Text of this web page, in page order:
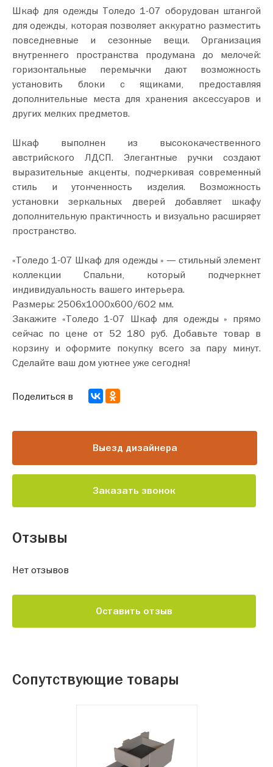
Шкаф для одежды Толедо 1-07 оборудован штангой
для одежды, которая позволяет аккуратно разместить
повседневные и сезонные вещи. Организация
внутреннего пространства продумана до мелочей:
горизонтальные перемычки дают возможность
установить блоки с ящиками, предоставляя
дополнительные места для хранения аксессуаров и
других мелких предметов.
Шкаф выполнен из высококачественного
австрийского ЛДСП. Элегантные ручки создают
выразительные акценты, подчеркивая современный
стиль и утонченность изделия. Возможность
установки зеркальных дверей добавляет шкафу
дополнительную практичность и визуально расширяет
пространство.
«Толедо 1-07 Шкаф для одежды » — стильный элемент
коллекции Спальни, который подчеркнет
индивидуальность вашего интерьера.
Размеры: 2506х1000х600/602 мм.
Закажите «Толедо 1-07 Шкаф для одежды » прямо
сейчас по цене от 52 180 руб. Добавьте товар в
корзину и оформите покупку всего за пару минут.
Сделайте ваш дом уютнее уже сегодня!
Выезд дизайнера
Заказать звонок
Поделиться в
Отзывы
Нет отзывов
Оставить отзыв
Сопутствующие товары